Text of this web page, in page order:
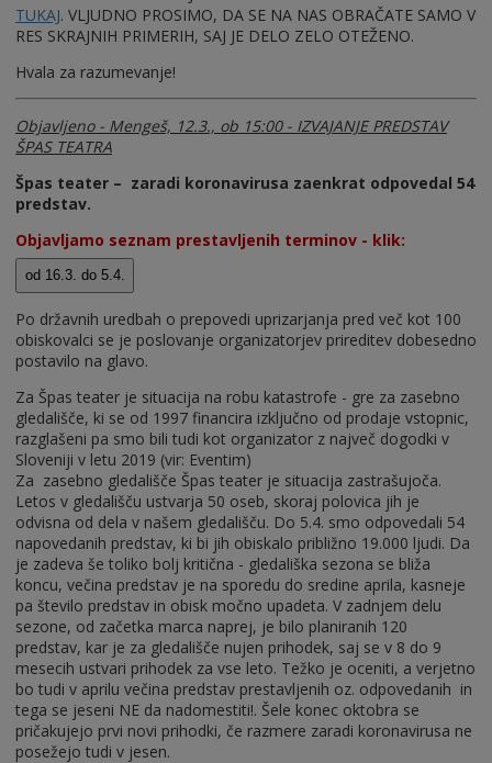
TUKAJ. VLJUDNO PROSIMO, DA SE NA NAS OBRAČATE SAMO V
RES SKRAJNIH PRIMERIH, SAJ JE DELO ZELO OTEŽENO.
Hvala za razumevanje!
Objavljeno - Mengeš, 12.3., ob 15:00 - IZVAJANJE PREDSTAV
ŠPAS TEATRA
Špas teater – zaradi koronavirusa zaenkrat odpovedal 54
predstav.
Objavljamo seznam prestavljenih terminov - klik:
Po državnih uredbah o prepovedi uprizarjanja pred več kot 100
obiskovalci se je poslovanje organizatorjev prireditev dobesedno
postavilo na glavo.
Za Špas teater je situacija na robu katastrofe - gre za zasebno
gledališče, ki se od 1997 financira izključno od prodaje vstopnic,
razglašeni pa smo bili tudi kot organizator z največ dogodki v
Sloveniji v letu 2019 (vir: Eventim)
Za zasebno gledališče Špas teater je situacija zastrašujoča.
Letos v gledališču ustvarja 50 oseb, skoraj polovica jih je
odvisna od dela v našem gledališču. Do 5.4. smo odpovedali 54
napovedanih predstav, ki bi jih obiskalo približno 19.000 ljudi. Da
je zadeva še toliko bolj kritična - gledališka sezona se bliža
koncu, večina predstav je na sporedu do sredine aprila, kasneje
pa število predstav in obisk močno upadeta. V zadnjem delu
sezone, od začetka marca naprej, je bilo planiranih 120
predstav, kar je za gledališče nujen prihodek, saj se v 8 do 9
mesecih ustvari prihodek za vse leto. Težko je oceniti, a verjetno
bo tudi v aprilu večina predstav prestavljenih oz. odpovedanih in
tega se jeseni NE da nadomestiti!. Šele konec oktobra se
pričakujejo prvi novi prihodki, če razmere zaradi koronavirusa ne
posežejo tudi v jesen.